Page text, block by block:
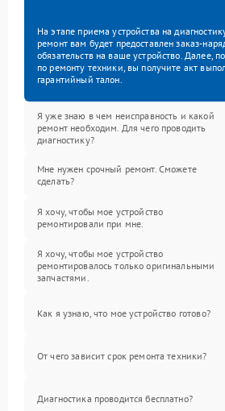
На этапе приема устройства на
ремонт вам будет предоставлен заказ-
обязательств на ваше устройство. Далее,
по ремонту техники, вы получите акт
гарантийный талон.
Я уже знаю в чем неисправность и какой
ремонт необходим. Для чего проводить
диагностику?
Мне нужен срочный ремонт. Сможете
сделать?
Я хочу, чтобы мое устройство
ремонтировали при мне.
Я хочу, чтобы мое устройство
ремонтировалось только оригинальными
запчастями.
Как я узнаю, что мое устройство готово?
От чего зависит срок ремонта техники?
Диагностика проводится бесплатно?